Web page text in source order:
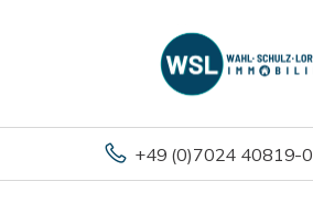
+49 (0)7024 40819-0